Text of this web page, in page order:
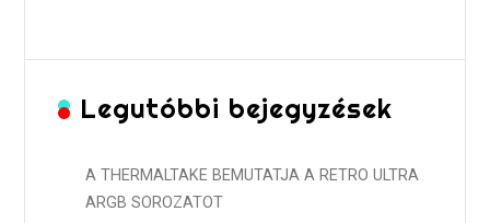
Legutóbbi bejegyzések
A THERMALTAKE BEMUTATJA A RETRO ULTRA
ARGB SOROZATOT